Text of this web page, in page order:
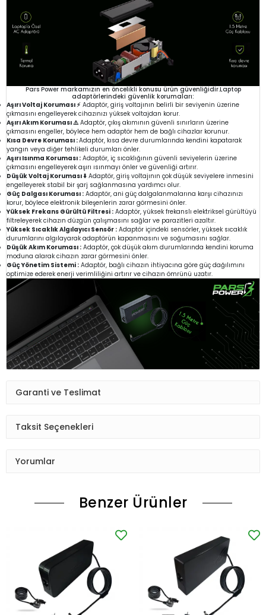
Pars Power markamızın en öncelikli konusu ürün güvenliğidir.Laptop
adaptörlerindeki güvenlik korumaları:
Aşırı Voltaj Koruması ⚡ Adaptör, giriş voltajının belirli bir seviyenin üzerine
çıkmasını engelleyerek cihazınızı yüksek voltajdan korur.
Aşırı Akım Koruması ⚠️Adaptör, çıkış akımının güvenli sınırların üzerine
çıkmasını engeller, böylece hem adaptör hem de bağlı cihazlar korunur.
Kısa Devre Koruması :Adaptör, kısa devre durumlarında kendini kapatarak
yangın veya diğer tehlikeli durumları önler.
Aşırı Isınma Koruması : Adaptör, iç sıcaklığının güvenli seviyelerin üzerine
çıkmasını engelleyerek aşırı ısınmayı önler ve güvenliği artırır.
Düşük Voltaj Koruması ⬇️ Adaptör, giriş voltajının çok düşük seviyelere inmesini
engelleyerek stabil bir şarj sağlanmasına yardımcı olur.
Güç Dalgası Koruması : Adaptör, ani güç dalgalanmalarına karşı cihazınızı
korur, böylece elektronik bileşenlerin zarar görmesini önler.
Yüksek Frekans Gürültü Filtresi : Adaptör, yüksek frekanslı elektriksel gürültüyü
filtreleyerek cihazın düzgün çalışmasını sağlar ve parazitleri azaltır.
Yüksek Sıcaklık Algılayıcı Sensör : Adaptör içindeki sensörler, yüksek sıcaklık
durumlarını algılayarak adaptörün kapanmasını ve soğumasını sağlar.
Düşük Akım Koruması : Adaptör, çok düşük akım durumlarında kendini koruma
moduna alarak cihazın zarar görmesini önler.
Güç Yönetim Sistemi : Adaptör, bağlı cihazın ihtiyacına göre güç dağılımını
optimize ederek enerji verimliliğini artırır ve cihazın ömrünü uzatır.
Garanti ve Teslimat
Taksit Seçenekleri
Yorumlar
Benzer Ürünler